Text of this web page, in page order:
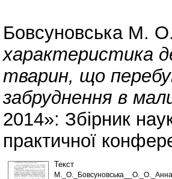
Бовсуновська М. О.
характеристика
тварин, що
забруднення в
2014»: Збірник
практичної
Текст